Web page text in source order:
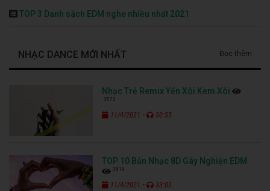
TOP 3 Danh sách EDM nghe nhiều nhất 2021
NHẠC DANCE MỚI NHẤT Đọc thêm
Nhạc Trẻ Remix Yến Xôi Kem Xôi
3573
11/4/2021 - 50:55
TOP 10 Bản Nhạc 8D Gây Nghiện EDM
3819
11/4/2021 - 33:03